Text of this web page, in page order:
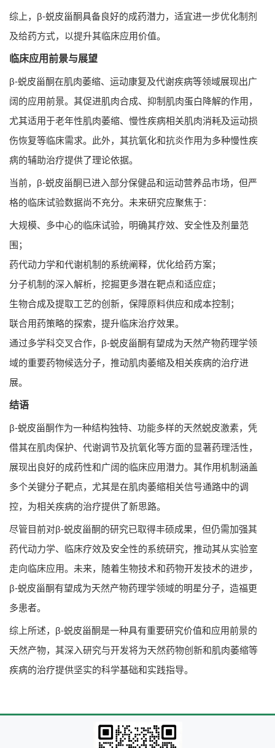
综上，β-蜕皮甾酮具备良好的成药潜力，适宜进一步优化制剂
及给药方式，以提升其临床应用价值。
临床应用前景与展望
β-蜕皮甾酮在肌肉萎缩、运动康复及代谢疾病等领域展现出广
阔的应用前景。其促进肌肉合成、抑制肌肉蛋白降解的作用，
尤其适用于老年性肌肉萎缩、慢性疾病相关肌肉消耗及运动损
伤恢复等临床需求。此外，其抗氧化和抗炎作用为多种慢性疾
病的辅助治疗提供了理论依据。
当前，β-蜕皮甾酮已进入部分保健品和运动营养品市场，但严
格的临床试验数据尚不充分。未来研究应聚焦于：
大规模、多中心的临床试验，明确其疗效、安全性及剂量范
围；
药代动力学和代谢机制的系统阐释，优化给药方案；
分子机制的深入解析，挖掘更多潜在靶点和适应症；
生物合成及提取工艺的创新，保障原料供应和成本控制；
联合用药策略的探索，提升临床治疗效果。
通过多学科交叉合作，β-蜕皮甾酮有望成为天然产物药理学领
域的重要药物候选分子，推动肌肉萎缩及相关疾病的治疗进
展。
结语
β-蜕皮甾酮作为一种结构独特、功能多样的天然蜕皮激素，凭
借其在肌肉保护、代谢调节及抗氧化等方面的显著药理活性，
展现出良好的成药性和广阔的临床应用潜力。其作用机制涵盖
多个关键分子靶点，尤其是在肌肉萎缩相关信号通路中的调
控，为相关疾病的治疗提供了新思路。
尽管目前对β-蜕皮甾酮的研究已取得丰硕成果，但仍需加强其
药代动力学、临床疗效及安全性的系统研究，推动其从实验室
走向临床应用。未来，随着生物技术和药物开发技术的进步，
β-蜕皮甾酮有望成为天然产物药理学领域的明星分子，造福更
多患者。
综上所述，β-蜕皮甾酮是一种具有重要研究价值和应用前景的
天然产物，其深入研究与开发将为天然药物创新和肌肉萎缩等
疾病的治疗提供坚实的科学基础和实践指导。